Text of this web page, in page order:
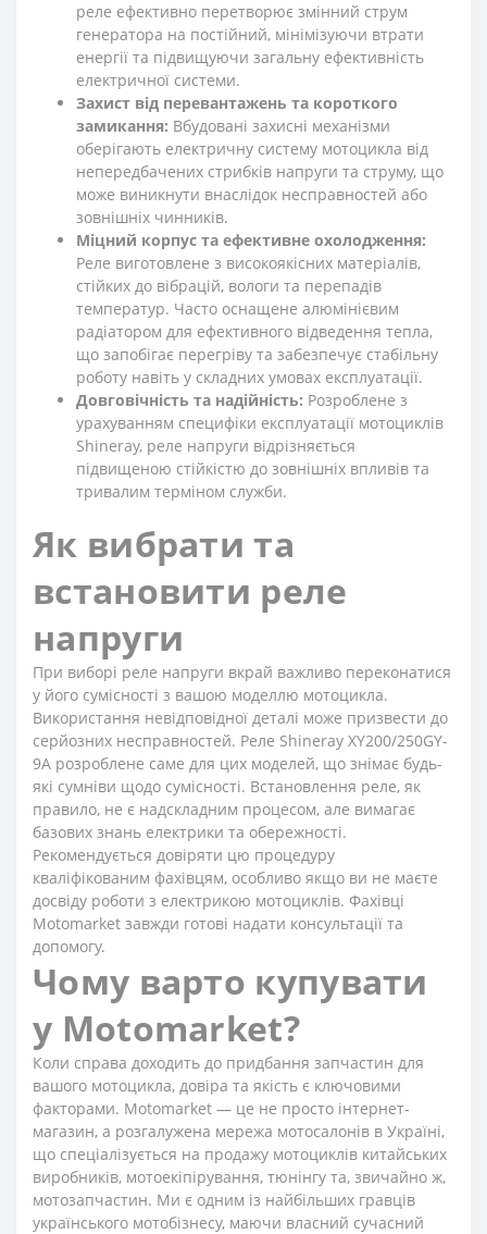
реле ефективно перетворює змінний струм
генератора на постійний, мінімізуючи втрати
енергії та підвищуючи загальну ефективність
електричної системи.
Захист від перевантажень та короткого
замикання: Вбудовані захисні механізми
оберігають електричну систему мотоцикла від
непередбачених стрибків напруги та струму, що
може виникнути внаслідок несправностей або
зовнішніх чинників.
Міцний корпус та ефективне охолодження:
Реле виготовлене з високоякісних матеріалів,
стійких до вібрацій, вологи та перепадів
температур. Часто оснащене алюмінієвим
радіатором для ефективного відведення тепла,
що запобігає перегріву та забезпечує стабільну
роботу навіть у складних умовах експлуатації.
Довговічність та надійність: Розроблене з
урахуванням специфіки експлуатації мотоциклів
Shineray, реле напруги відрізняється
підвищеною стійкістю до зовнішніх впливів та
тривалим терміном служби.
Як вибрати та
встановити реле
напруги
При виборі реле напруги вкрай важливо переконатися
у його сумісності з вашою моделлю мотоцикла.
Використання невідповідної деталі може призвести до
серйозних несправностей. Реле Shineray XY200/250GY-
9A розроблене саме для цих моделей, що знімає будь-
які сумніви щодо сумісності. Встановлення реле, як
правило, не є надскладним процесом, але вимагає
базових знань електрики та обережності.
Рекомендується довіряти цю процедуру
кваліфікованим фахівцям, особливо якщо ви не маєте
досвіду роботи з електрикою мотоциклів. Фахівці
Motomarket завжди готові надати консультації та
допомогу.
Чому варто купувати
у Motomarket?
Коли справа доходить до придбання запчастин для
вашого мотоцикла, довіра та якість є ключовими
факторами. Motomarket — це не просто інтернет-
магазин, а розгалужена мережа мотосалонів в Україні,
що спеціалізується на продажу мотоциклів китайських
виробників, мотоекіпірування, тюнінгу та, звичайно ж,
мотозапчастин. Ми є одним із найбільших гравців
українського мотобізнесу, маючи власний сучасний